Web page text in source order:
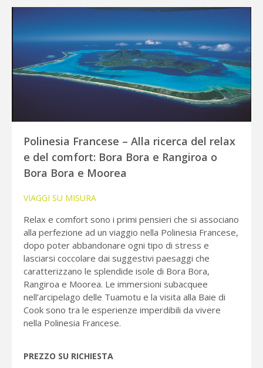
Polinesia Francese – Alla ricerca del relax
e del comfort: Bora Bora e Rangiroa o
Bora Bora e Moorea
VIAGGI SU MISURA
Relax e comfort sono i primi pensieri che si associano
alla perfezione ad un viaggio nella Polinesia Francese,
dopo poter abbandonare ogni tipo di stress e
lasciarsi coccolare dai suggestivi paesaggi che
caratterizzano le splendide isole di Bora Bora,
Rangiroa e Moorea. Le immersioni subacquee
nell’arcipelago delle Tuamotu e la visita alla Baie di
Cook sono tra le esperienze imperdibili da vivere
nella Polinesia Francese.
PREZZO SU RICHIESTA